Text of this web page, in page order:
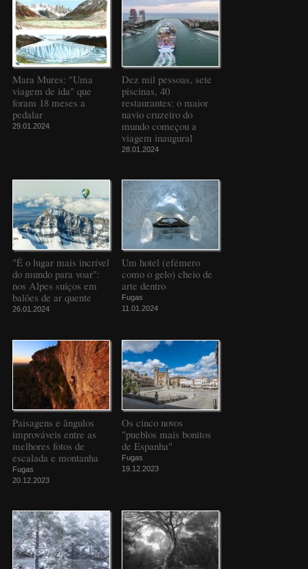
Mara Mures: "Uma
viagem de ida" que
foram 18 meses a
pedalar
29.01.2024
Dez mil pessoas, sete
piscinas, 40
restaurantes: o maior
navio cruzeiro do
mundo começou a
viagem inaugural
28.01.2024
"É o lugar mais incrível
do mundo para voar":
nos Alpes suíços em
balões de ar quente
26.01.2024
Um hotel (efémero
como o gelo) cheio de
arte dentro
Fugas
11.01.2024
Paisagens e ângulos
improváveis entre as
melhores fotos de
escalada e montanha
Fugas
20.12.2023
Os cinco novos
"pueblos mais bonitos
de Espanha"
Fugas
19.12.2023